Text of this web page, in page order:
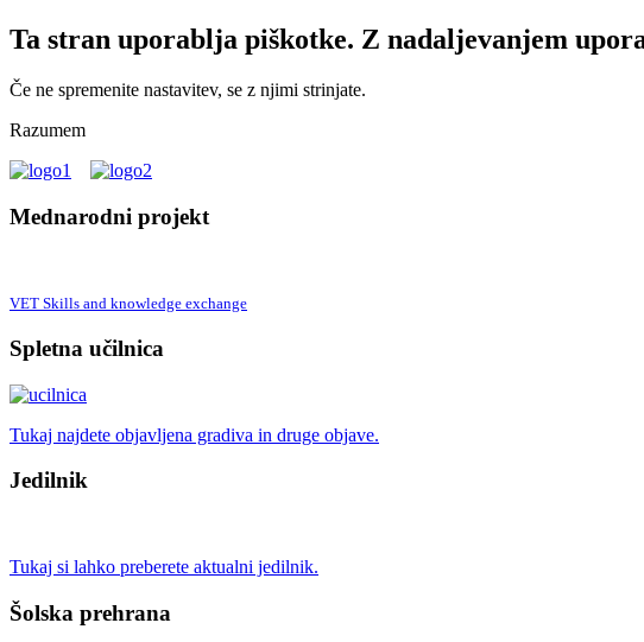
Ta stran uporablja piškotke. Z nadaljevanjem
Če ne spremenite nastavitev, se z njimi strinjate.
Razumem
Mednarodni projekt
VET Skills and knowledge exchange
Spletna učilnica
Tukaj najdete objavljena gradiva in druge objave.
Jedilnik
Tukaj si lahko preberete aktualni jedilnik.
Šolska prehrana